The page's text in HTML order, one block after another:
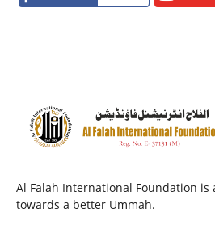
Al Falah International Foundation is
towards a better Ummah.